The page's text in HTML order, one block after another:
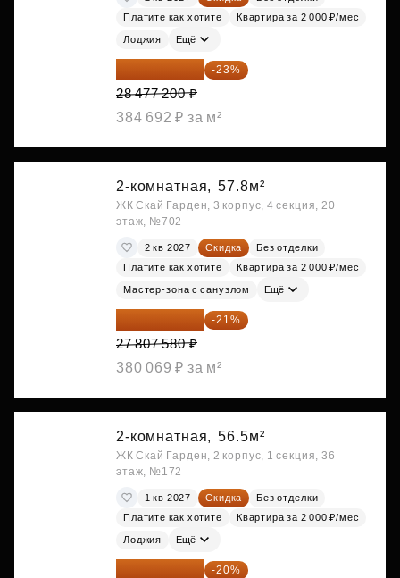
Платите как хотите
Квартира за 2 000 ₽/мес
Лоджия Ещё
21 927 444 ₽ -23%
28 477 200 ₽
384 692 ₽ за м²
2-комнатная, 57.8м²
ЖК Скай Гарден, 3 корпус, 4 секция, 20
этаж, №702
2 кв 2027 Скидка
Без отделки
Платите как хотите
Квартира за 2 000 ₽/мес
Мастер-зона с санузлом Ещё
21 967 988 ₽ -21%
27 807 580 ₽
380 069 ₽ за м²
2-комнатная, 56.5м²
ЖК Скай Гарден, 2 корпус, 1 секция, 36
этаж, №172
1 кв 2027 Скидка
Без отделки
Платите как хотите
Квартира за 2 000 ₽/мес
Лоджия Ещё
21 994 320 ₽ -20%